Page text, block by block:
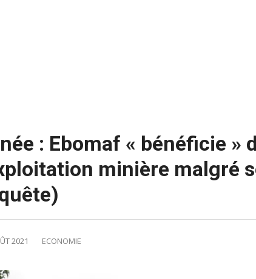
: Ebomaf « bénéficie »
minière malgré
2021 ECONOMIE